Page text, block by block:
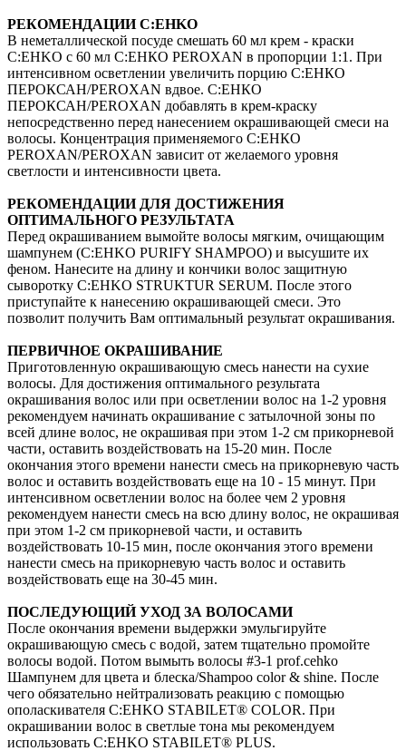
РЕКОМЕНДАЦИИ C:EHKO
В неметаллической посуде смешать 60 мл крем - краски
C:EHKO с 60 мл С:ЕНКО PEROXAN в пропорции 1:1. При
интенсивном осветлении увеличить порцию С:ЕНКО
ПЕРОКСАН/PEROXAN вдвое. С:ЕНКО
ПЕРОКСАН/PEROXAN добавлять в крем-краску
непосредственно перед нанесением окрашивающей смеси на
волосы. Концентрация применяемого С:ЕНКО
PEROXAN/PEROXAN зависит от желаемого уровня
светлости и интенсивности цвета.
РЕКОМЕНДАЦИИ ДЛЯ ДОСТИЖЕНИЯ
ОПТИМАЛЬНОГО РЕЗУЛЬТАТА
Перед окрашиванием вымойте волосы мягким, очищающим
шампунем (C:EHKO PURIFY SHAMPOO) и высушите их
феном. Нанесите на длину и кончики волос защитную
сыворотку C:EHKO STRUKTUR SERUM. После этого
приступайте к нанесению окрашивающей смеси. Это
позволит получить Вам оптимальный результат окрашивания.
ПЕРВИЧНОЕ ОКРАШИВАНИЕ
Приготовленную окрашивающую смесь нанести на сухие
волосы. Для достижения оптимального результата
окрашивания волос или при осветлении волос на 1-2 уровня
рекомендуем начинать окрашивание с затылочной зоны по
всей длине волос, не окрашивая при этом 1-2 см прикорневой
части, оставить воздействовать на 15-20 мин. После
окончания этого времени нанести смесь на прикорневую часть
волос и оставить воздействовать еще на 10 - 15 минут. При
интенсивном осветлении волос на более чем 2 уровня
рекомендуем нанести смесь на всю длину волос, не окрашивая
при этом 1-2 см прикорневой части, и оставить
воздействовать 10-15 мин, после окончания этого времени
нанести смесь на прикорневую часть волос и оставить
воздействовать еще на 30-45 мин.
ПОСЛЕДУЮЩИЙ УХОД ЗА ВОЛОСАМИ
После окончания времени выдержки эмульгируйте
окрашивающую смесь с водой, затем тщательно промойте
волосы водой. Потом вымыть волосы #3-1 prof.cehko
Шампунем для цвета и блеска/Shampoo color & shine. После
чего обязательно нейтрализовать реакцию с помощью
ополаскивателя C:EHKO STABILET® COLOR. При
окрашивании волос в светлые тона мы рекомендуем
использовать C:EHKO STABILET® PLUS.